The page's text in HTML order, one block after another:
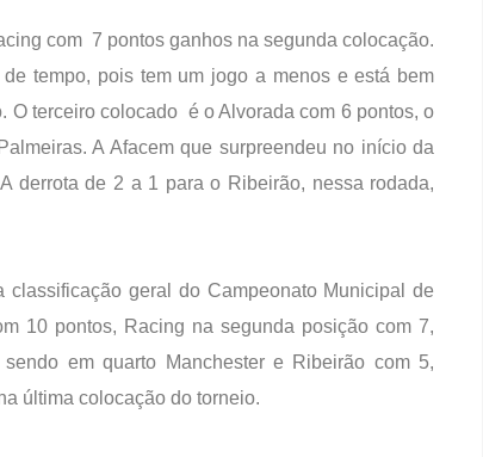
com 7 pontos ganhos na segunda colocação.
tempo, pois tem um jogo a menos e está bem
terceiro colocado é o Alvorada com 6 pontos, o
A Afacem que surpreendeu no início da
derrota de 2 a 1 para o Ribeirão, nessa rodada,
geral do Campeonato Municipal de
10 pontos, Racing na segunda posição com 7,
em quarto Manchester e Ribeirão com 5,
última colocação do torneio.